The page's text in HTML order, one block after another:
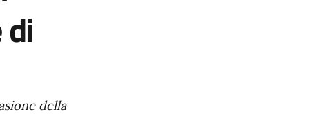
della